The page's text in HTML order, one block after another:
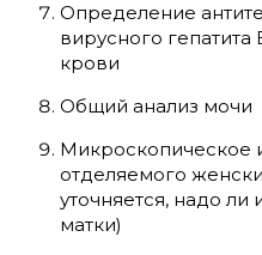
Определение
вирусного гепатита
крови
Общий анализ мочи
Микроскопическое
отделяемого
уточняется, надо
матки)